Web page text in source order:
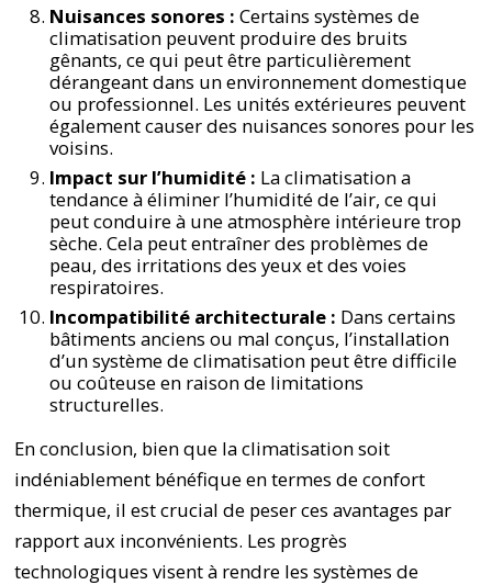
Nuisances sonores : Certains systèmes de
climatisation peuvent produire des bruits
gênants, ce qui peut être particulièrement
dérangeant dans un environnement domestique
ou professionnel. Les unités extérieures peuvent
également causer des nuisances sonores pour les
voisins.
Impact sur l’humidité : La climatisation a
tendance à éliminer l’humidité de l’air, ce qui
peut conduire à une atmosphère intérieure trop
sèche. Cela peut entraîner des problèmes de
peau, des irritations des yeux et des voies
respiratoires.
Incompatibilité architecturale : Dans certains
bâtiments anciens ou mal conçus, l’installation
d’un système de climatisation peut être difficile
ou coûteuse en raison de limitations
structurelles.
En conclusion, bien que la climatisation soit
indéniablement bénéfique en termes de confort
thermique, il est crucial de peser ces avantages par
rapport aux inconvénients. Les progrès
technologiques visent à rendre les systèmes de